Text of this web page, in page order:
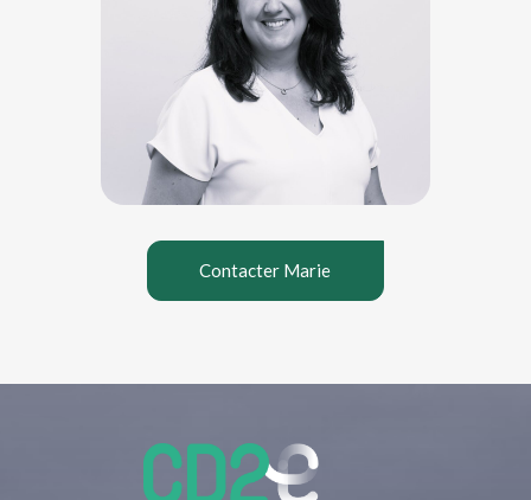
Contacter Marie